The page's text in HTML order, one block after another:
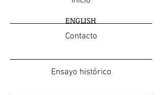
ENGLISH
Contacto
Ensayo histórico